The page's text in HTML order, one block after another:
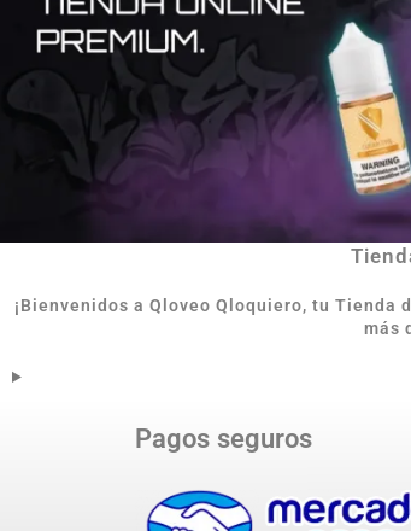
¡Bienvenidos a Qloveo Qloquiero, tu Tienda
más
Pagos seguros